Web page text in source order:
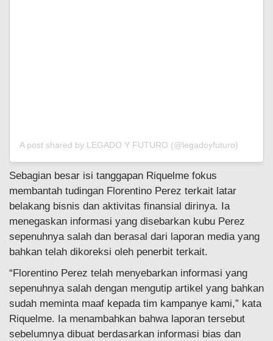
A post shared by LEGADO Y FUTURO (@legadoyfuturo)
Sebagian besar isi tanggapan Riquelme fokus
membantah tudingan Florentino Perez terkait latar
belakang bisnis dan aktivitas finansial dirinya. Ia
menegaskan informasi yang disebarkan kubu Perez
sepenuhnya salah dan berasal dari laporan media yang
bahkan telah dikoreksi oleh penerbit terkait.
“Florentino Perez telah menyebarkan informasi yang
sepenuhnya salah dengan mengutip artikel yang bahkan
sudah meminta maaf kepada tim kampanye kami,” kata
Riquelme. Ia menambahkan bahwa laporan tersebut
sebelumnya dibuat berdasarkan informasi bias dan